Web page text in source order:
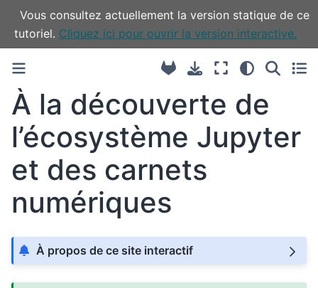
Vous consultez actuellement la version statique de ce
tutoriel. Cliquez ici pour ouvrir la version interactive.
À la découverte de
l’écosystème Jupyter
et des carnets
numériques
À propos de ce site interactif